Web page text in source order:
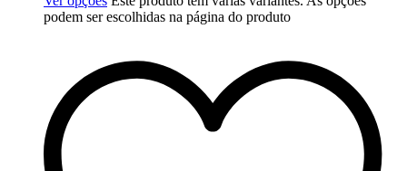
podem ser escolhidas na página do produto